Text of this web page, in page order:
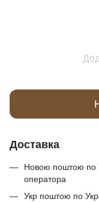
Доставка
Новою поштою по
оператора
Укр поштою по